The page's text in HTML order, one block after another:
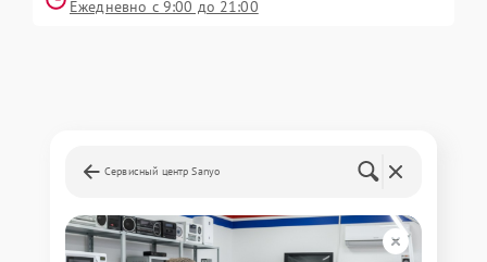
Ежедневно с 9:00 до 21:00
Сервисный центр Sanyo